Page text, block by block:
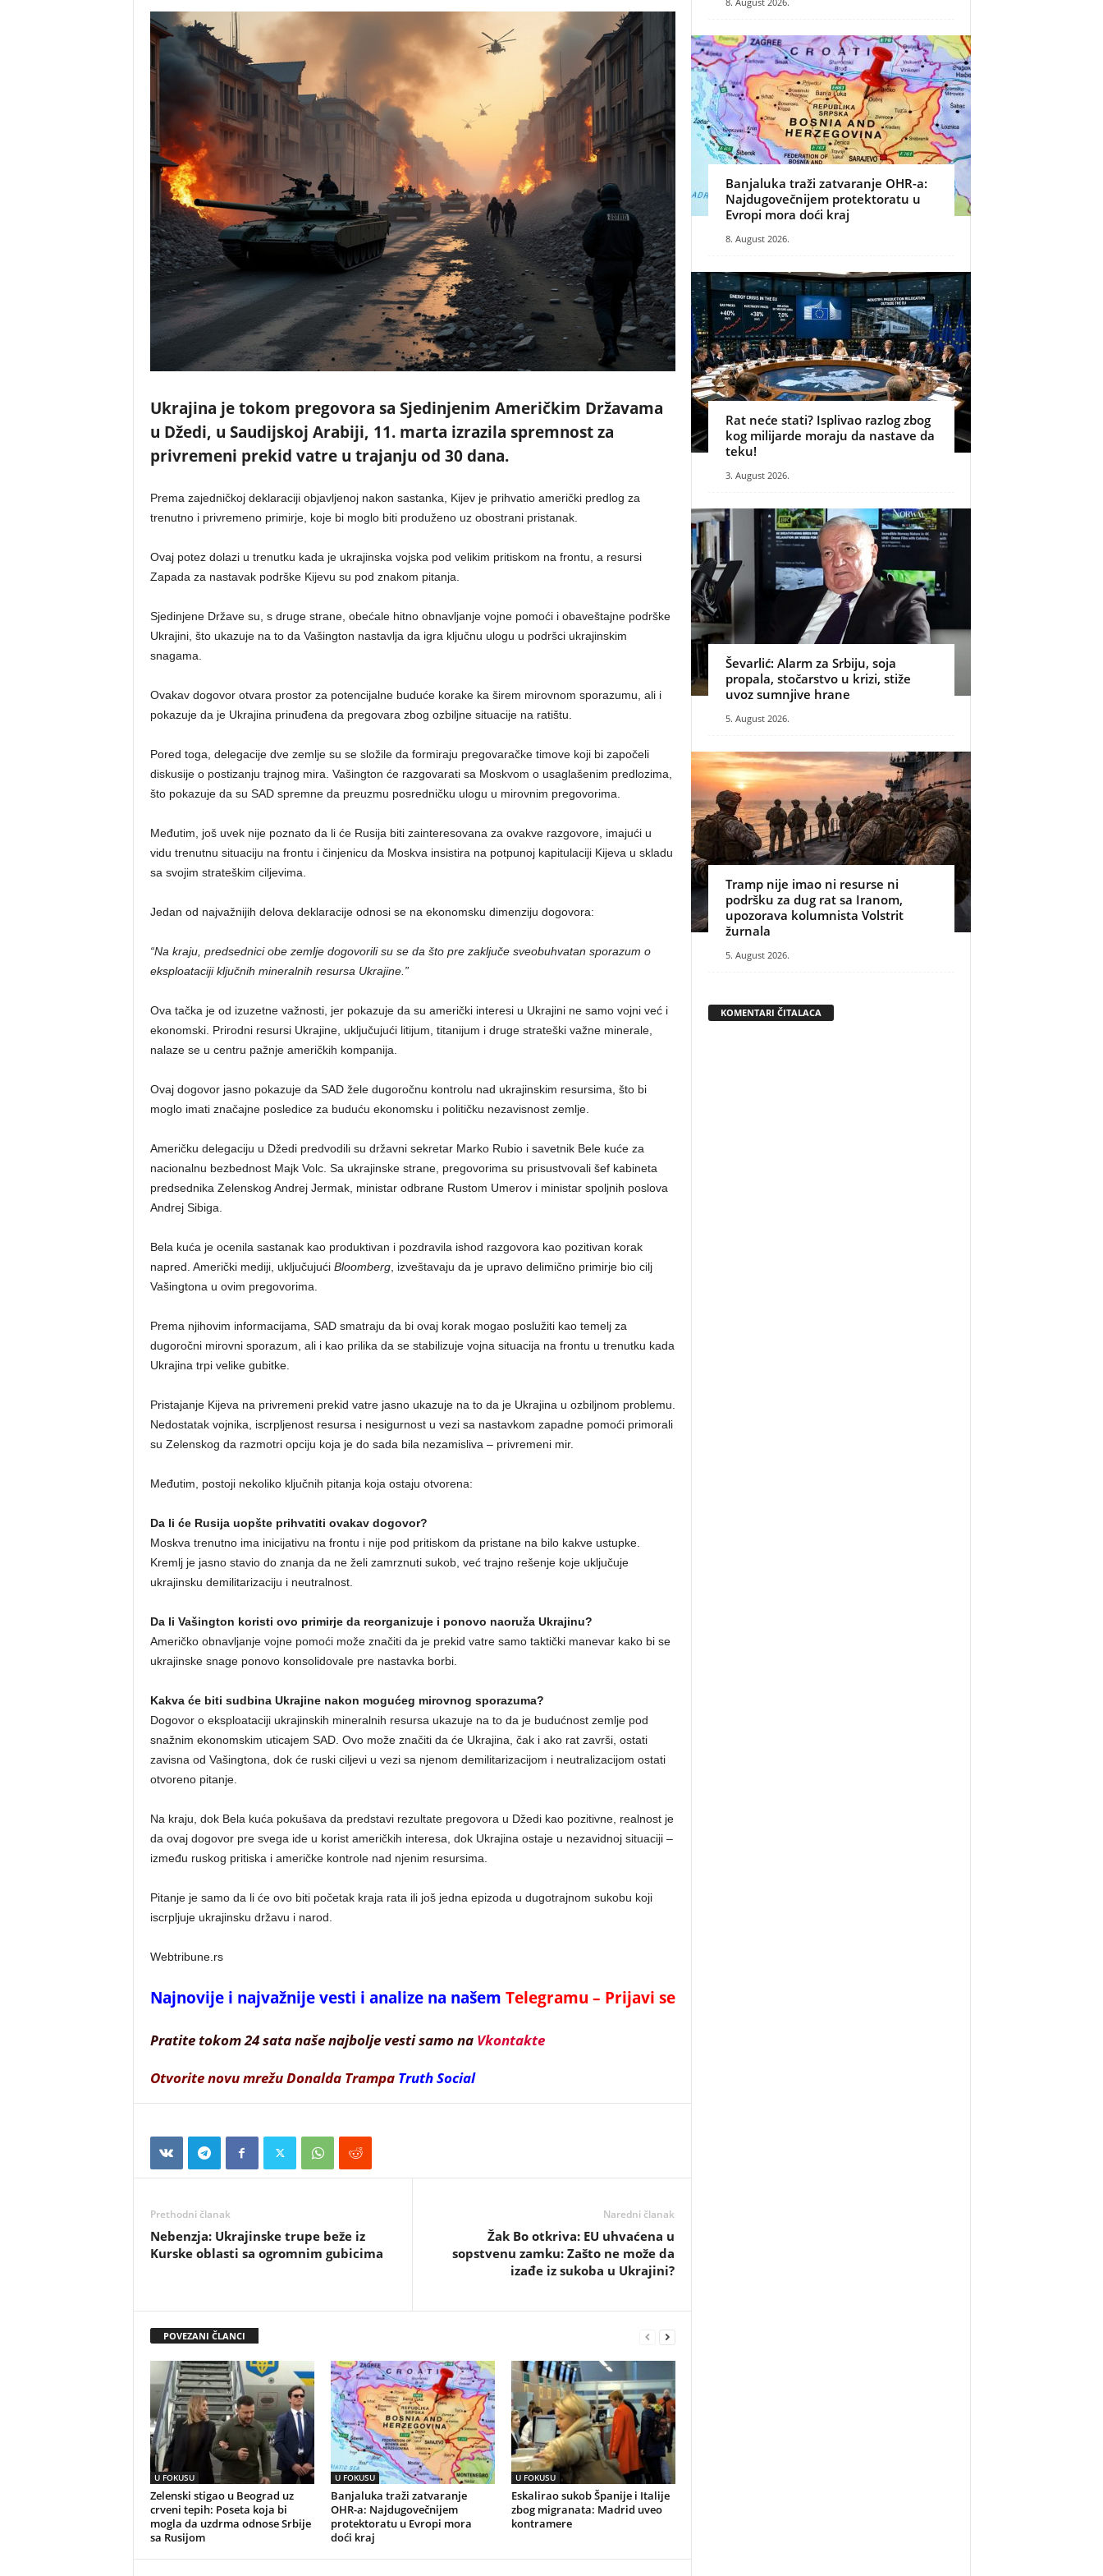
Ukrajina je tokom pregovora sa Sjedinjenim Američkim Državama
u Džedi, u Saudijskoj Arabiji, 11. marta izrazila spremnost za
privremeni prekid vatre u trajanju od 30 dana.
Prema zajedničkoj deklaraciji objavljenoj nakon sastanka, Kijev je prihvatio američki predlog za
trenutno i privremeno primirje, koje bi moglo biti produženo uz obostrani pristanak.
Ovaj potez dolazi u trenutku kada je ukrajinska vojska pod velikim pritiskom na frontu, a resursi
Zapada za nastavak podrške Kijevu su pod znakom pitanja.
Sjedinjene Države su, s druge strane, obećale hitno obnavljanje vojne pomoći i obaveštajne podrške
Ukrajini, što ukazuje na to da Vašington nastavlja da igra ključnu ulogu u podršci ukrajinskim
snagama.
Ovakav dogovor otvara prostor za potencijalne buduće korake ka širem mirovnom sporazumu, ali i
pokazuje da je Ukrajina prinuđena da pregovara zbog ozbiljne situacije na ratištu.
Pored toga, delegacije dve zemlje su se složile da formiraju pregovaračke timove koji bi započeli
diskusije o postizanju trajnog mira. Vašington će razgovarati sa Moskvom o usaglašenim predlozima,
što pokazuje da su SAD spremne da preuzmu posredničku ulogu u mirovnim pregovorima.
Međutim, još uvek nije poznato da li će Rusija biti zainteresovana za ovakve razgovore, imajući u
vidu trenutnu situaciju na frontu i činjenicu da Moskva insistira na potpunoj kapitulaciji Kijeva u skladu
sa svojim strateškim ciljevima.
Jedan od najvažnijih delova deklaracije odnosi se na ekonomsku dimenziju dogovora:
“Na kraju, predsednici obe zemlje dogovorili su se da što pre zaključe sveobuhvatan sporazum o
eksploataciji ključnih mineralnih resursa Ukrajine.”
Ova tačka je od izuzetne važnosti, jer pokazuje da su američki interesi u Ukrajini ne samo vojni već i
ekonomski. Prirodni resursi Ukrajine, uključujući litijum, titanijum i druge strateški važne minerale,
nalaze se u centru pažnje američkih kompanija.
Ovaj dogovor jasno pokazuje da SAD žele dugoročnu kontrolu nad ukrajinskim resursima, što bi
moglo imati značajne posledice za buduću ekonomsku i političku nezavisnost zemlje.
Američku delegaciju u Džedi predvodili su državni sekretar Marko Rubio i savetnik Bele kuće za
nacionalnu bezbednost Majk Volc. Sa ukrajinske strane, pregovorima su prisustvovali šef kabineta
predsednika Zelenskog Andrej Jermak, ministar odbrane Rustom Umerov i ministar spoljnih poslova
Andrej Sibiga.
Bela kuća je ocenila sastanak kao produktivan i pozdravila ishod razgovora kao pozitivan korak
napred. Američki mediji, uključujući Bloomberg, izveštavaju da je upravo delimično primirje bio cilj
Vašingtona u ovim pregovorima.
Prema njihovim informacijama, SAD smatraju da bi ovaj korak mogao poslužiti kao temelj za
dugoročni mirovni sporazum, ali i kao prilika da se stabilizuje vojna situacija na frontu u trenutku kada
Ukrajina trpi velike gubitke.
Pristajanje Kijeva na privremeni prekid vatre jasno ukazuje na to da je Ukrajina u ozbiljnom problemu.
Nedostatak vojnika, iscrpljenost resursa i nesigurnost u vezi sa nastavkom zapadne pomoći primorali
su Zelenskog da razmotri opciju koja je do sada bila nezamisliva – privremeni mir.
Međutim, postoji nekoliko ključnih pitanja koja ostaju otvorena:
Da li će Rusija uopšte prihvatiti ovakav dogovor?
Moskva trenutno ima inicijativu na frontu i nije pod pritiskom da pristane na bilo kakve ustupke.
Kremlj je jasno stavio do znanja da ne želi zamrznuti sukob, već trajno rešenje koje uključuje
ukrajinsku demilitarizaciju i neutralnost.
Da li Vašington koristi ovo primirje da reorganizuje i ponovo naoruža Ukrajinu?
Američko obnavljanje vojne pomoći može značiti da je prekid vatre samo taktički manevar kako bi se
ukrajinske snage ponovo konsolidovale pre nastavka borbi.
Kakva će biti sudbina Ukrajine nakon mogućeg mirovnog sporazuma?
Dogovor o eksploataciji ukrajinskih mineralnih resursa ukazuje na to da je budućnost zemlje pod
snažnim ekonomskim uticajem SAD. Ovo može značiti da će Ukrajina, čak i ako rat završi, ostati
zavisna od Vašingtona, dok će ruski ciljevi u vezi sa njenom demilitarizacijom i neutralizacijom ostati
otvoreno pitanje.
Na kraju, dok Bela kuća pokušava da predstavi rezultate pregovora u Džedi kao pozitivne, realnost je
da ovaj dogovor pre svega ide u korist američkih interesa, dok Ukrajina ostaje u nezavidnoj situaciji –
između ruskog pritiska i američke kontrole nad njenim resursima.
Pitanje je samo da li će ovo biti početak kraja rata ili još jedna epizoda u dugotrajnom sukobu koji
iscrpljuje ukrajinsku državu i narod.
Webtribune.rs
Najnovije i najvažnije vesti i analize na našem Telegramu – Prijavi se
Pratite tokom 24 sata naše najbolje vesti samo na Vkontakte
Otvorite novu mrežu Donalda Trampa Truth Social
Prethodni članak
Nebenzja: Ukrajinske trupe beže iz
Kurske oblasti sa ogromnim gubicima
Naredni članak
Žak Bo otkriva: EU uhvaćena u
sopstvenu zamku: Zašto ne može da
izađe iz sukoba u Ukrajini?
POVEZANI ČLANCI
U FOKUSU
Zelenski stigao u Beograd uz
crveni tepih: Poseta koja bi
mogla da uzdrma odnose Srbije
sa Rusijom
U FOKUSU
Banjaluka traži zatvaranje
OHR-a: Najdugovečnijem
protektoratu u Evropi mora
doći kraj
U FOKUSU
Eskalirao sukob Španije i Italije
zbog migranata: Madrid uveo
kontramere
Banjaluka traži zatvaranje OHR-a:
Najdugovečnijem protektoratu u
Evropi mora doći kraj
8. August 2026.
Rat neće stati? Isplivao razlog zbog
kog milijarde moraju da nastave da
teku!
3. August 2026.
Ševarlić: Alarm za Srbiju, soja
propala, stočarstvo u krizi, stiže
uvoz sumnjive hrane
5. August 2026.
Tramp nije imao ni resurse ni
podršku za dug rat sa Iranom,
upozorava kolumnista Volstrit
žurnala
5. August 2026.
KOMENTARI ČITALACA